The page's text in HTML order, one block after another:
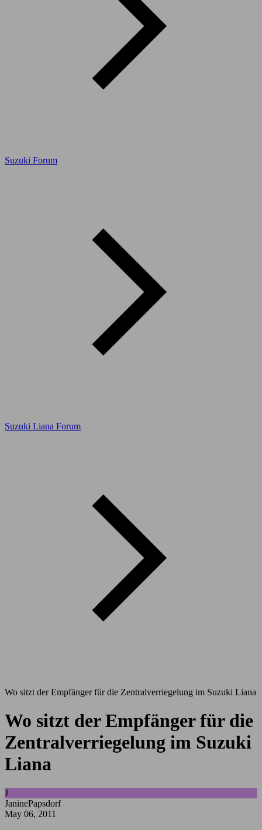
Suzuki Forum
Suzuki Liana Forum
Wo sitzt der Empfänger für die Zentralverriegelung im Suzuki Liana
Wo sitzt der Empfänger für die
Zentralverriegelung im Suzuki
Liana
J
JaninePapsdorf
May 06, 2011